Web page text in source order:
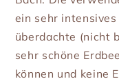
ein sehr
überdachte (nicht
sehr schöne
können und keine